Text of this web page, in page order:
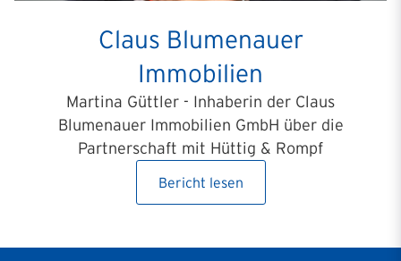
Claus Blumenauer
Immobilien
Martina Güttler - Inhaberin der Claus
Blumenauer Immobilien GmbH über die
Partnerschaft mit Hüttig & Rompf
Bericht lesen